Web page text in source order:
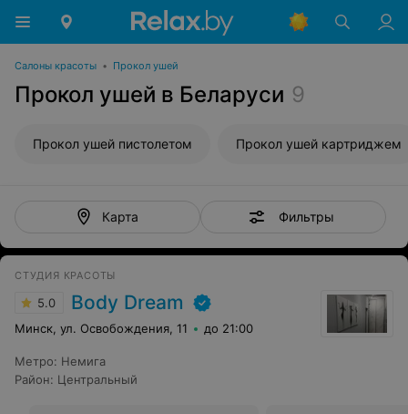
Салоны красоты • Прокол ушей
Прокол ушей в Беларуси 9
Прокол ушей пистолетом Прокол ушей картриджем
Карта Фильтры
СТУДИЯ КРАСОТЫ
5.0 Body Dream
Минск, ул. Освобождения, 11 до 21:00
Метро: Немига
Район: Центральный